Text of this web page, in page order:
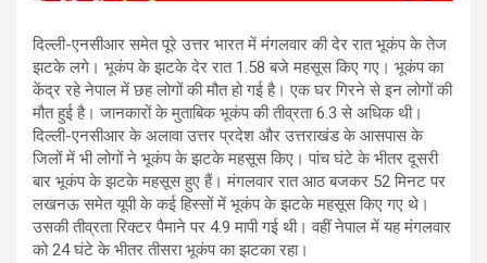
दिल्ली-एनसीआर समेत पूरे उत्तर भारत में मंगलवार की देर रात भूकंप के तेज
झटके लगे। भूकंप के झटके देर रात 1.58 बजे महसूस किए गए। भूकंप का
केंद्र रहे नेपाल में छह लोगों की मौत हो गई है। एक घर गिरने से इन लोगों की
मौत हुई है। जानकारों के मुताबिक भूकंप की तीव्रता 6.3 से अधिक थी।
दिल्ली-एनसीआर के अलावा उत्तर प्रदेश और उत्तराखंड के आसपास के
जिलों में भी लोगों ने भूकंप के झटके महसूस किए। पांच घंटे के भीतर दूसरी
बार भूकंप के झटके महसूस हुए हैं। मंगलवार रात आठ बजकर 52 मिनट पर
लखनऊ समेत यूपी के कई हिस्सों में भूकंप के झटके महसूस किए गए थे।
उसकी तीव्रता रिक्टर पैमाने पर 4.9 मापी गई थी। वहीं नेपाल में यह मंगलवार
को 24 घंटे के भीतर तीसरा भूकंप का झटका रहा।